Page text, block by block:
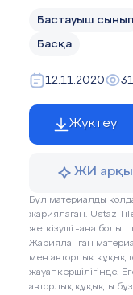
Бастауыш сынып
Басқа
12.11.2020
Жүктеу
ЖИ
Бұл материалды
жариялаған. Ustaz
жеткізуші ғана болып
Жарияланған
мен авторлық құқық
жауапкершілігінде.
авторлық құқықты